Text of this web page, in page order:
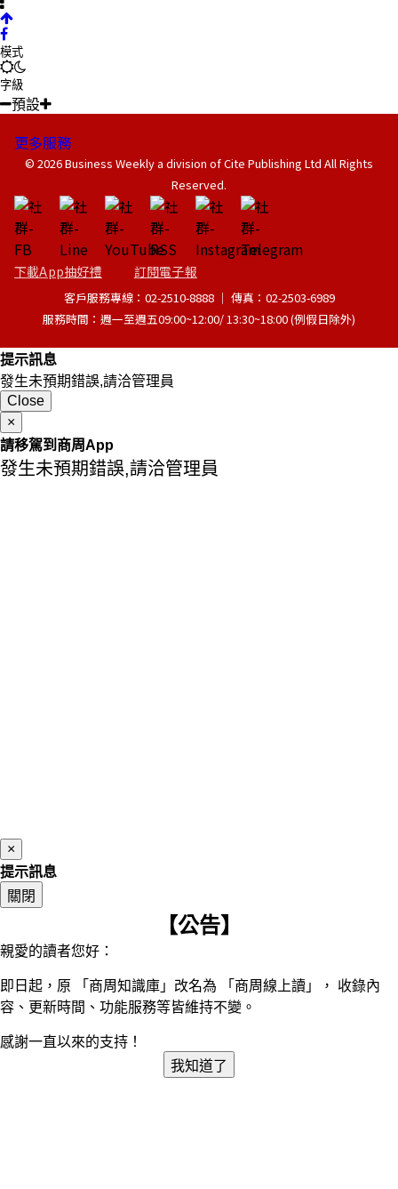
模式
字級
預設
更多服務
© 2026 Business Weekly a division of Cite Publishing Ltd All Rights
Reserved.
下載App抽好禮 訂閱電子報
客戶服務專線：02-2510-8888 │ 傳真：02-2503-6989
服務時間：週一至週五09:00~12:00/ 13:30~18:00 (例假日除外)
提示訊息
發生未預期錯誤,請洽管理員
Close
×
請移駕到商周App
發生未預期錯誤,請洽管理員
×
提示訊息
關閉
【公告】
親愛的讀者您好：
即日起，原 「商周知識庫」改名為 「商周線上讀」， 收錄內
容、更新時間、功能服務等皆維持不變。
感謝一直以來的支持！
我知道了